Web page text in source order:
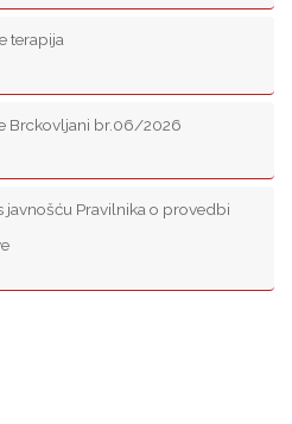
terapija
Brckovljani br.06/2026
javnošću Pravilnika o provedbi